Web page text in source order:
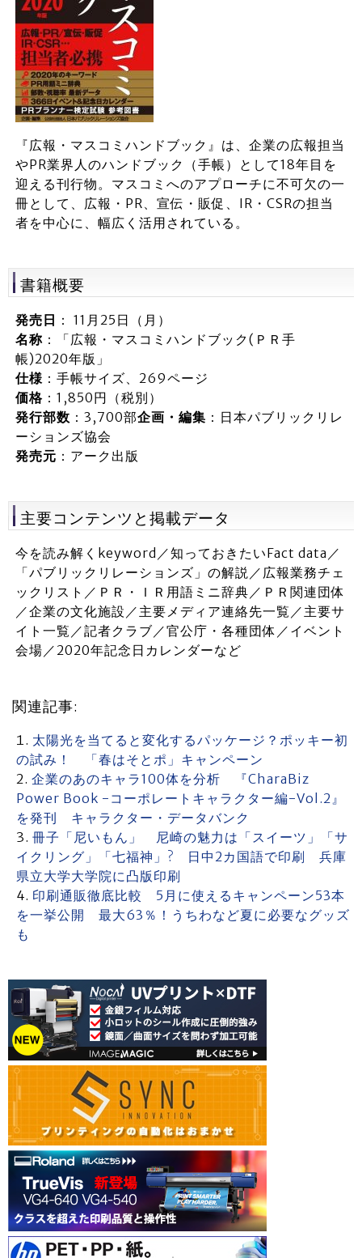
『広報・マスコミハンドブック』は、企業の広報担当
やPR業界人のハンドブック（手帳）として18年目を
迎える刊行物。マスコミへのアプローチに不可欠の一
冊として、広報・PR、宣伝・販促、IR・CSRの担当
者を中心に、幅広く活用されている。
書籍概要
発売日 ： 11月25日（月）
名称：「広報・マスコミハンドブック(ＰＲ手
帳)2020年版」
仕様：手帳サイズ、269ページ
価格：1,850円（税別）
発行部数 ：3,700部企画・編集 ：日本パブリックリレ
ーションズ協会
発売元 ：アーク出版
主要コンテンツと掲載データ
今を読み解くkeyword／知っておきたいFact data／
「パブリックリレーションズ」の解説／広報業務チェ
ックリスト／ＰＲ・ＩＲ用語ミニ辞典／ＰＲ関連団体
／企業の文化施設／主要メディア連絡先一覧／主要サ
イト一覧／記者クラブ／官公庁・各種団体／イベント
会場／2020年記念日カレンダーなど
関連記事:
太陽光を当てると変化するパッケージ？ポッキー初
の試み！ 「春はそとポ」キャンペーン
企業のあのキャラ100体を分析 『CharaBiz
Power Book -コーポレートキャラクター編-Vol.2』
を発刊 キャラクター・データバンク
冊子「尼いもん」 尼崎の魅力は「スイーツ」「サ
イクリング」「七福神」? 日中2カ国語で印刷 兵庫
県立大学大学院に凸版印刷
印刷通販徹底比較 5月に使えるキャンペーン53本
を一挙公開 最大63％！うちわなど夏に必要なグッズ
も